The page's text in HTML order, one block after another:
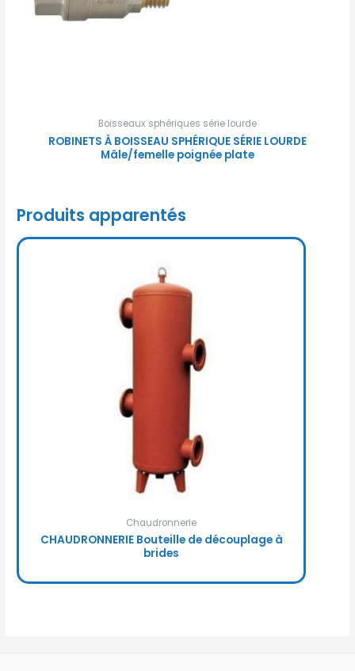
Boisseaux sphériques série lourde
ROBINETS À BOISSEAU SPHÉRIQUE SÉRIE LOURDE
Mâle/femelle poignée plate
Produits apparentés
Chaudronnerie
CHAUDRONNERIE Bouteille de découplage à
brides